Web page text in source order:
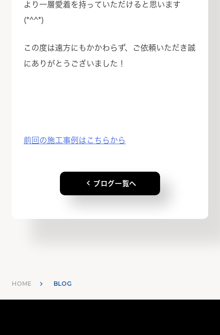
より一層愛着を持っていただけると思います
(*^^*)
この度は遠方にもかかわらず、ご依頼いただき誠
にありがとうございました！
前回の施工事例はこちらから
keyboard_arrow_left ブログ一覧へ
HOME BLOG